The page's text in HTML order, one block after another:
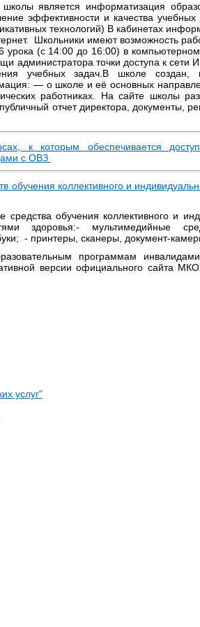
является информатизация
эффективности и качества
технологий) В кабинетах
Школьники имеют возможность
(с 14:00 до 16:00) в
точки доступа к сети
учебных задач.В школе создан,
— о школе и её основных
работниках. На сайте школы
отчет директора, документы,
к которым обеспечивается
с ОВЗ
коллективного и
обучения коллективного и
здоровья:- мультимедийные
- принтеры, сканеры, документ-
программам
версии официального сайта
услуг"